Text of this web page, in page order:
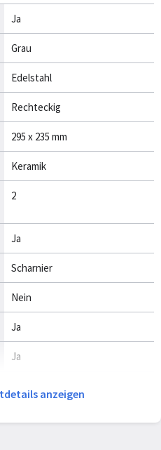
Ja
Grau
Edelstahl
Rechteckig
295 x 235 mm
Keramik
2
Ja
Scharnier
Nein
Ja
Ja
anzeigen